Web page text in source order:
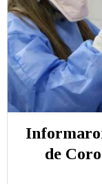
de